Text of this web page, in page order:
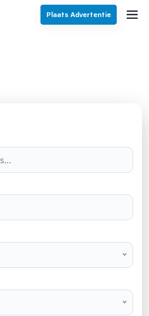
Plaats Advertentie